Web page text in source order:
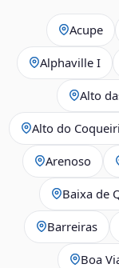
Acupe
Alphaville I
Alto
Alto do
Arenoso
Baixa de
Barreiras
Boa